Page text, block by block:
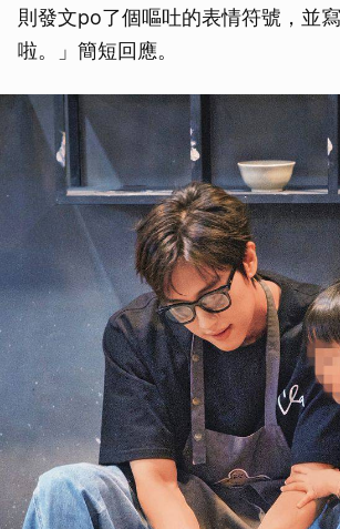
則發文po了個嘔吐的表情符號，並
啦。」簡短回應。